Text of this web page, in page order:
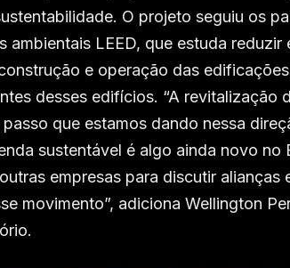
O projeto seguiu os
ambientais LEED, que estuda
e operação das
desses edifícios. “A
passo que estamos dando nessa
sustentável é algo ainda novo
empresas para discutir
movimento”, adiciona Wellington